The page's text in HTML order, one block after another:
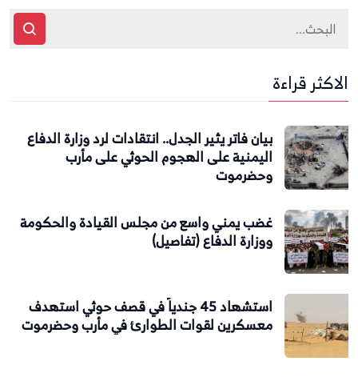
الاكثر قراءة
بيان فاتر يثير الجدل.. انتقادات لرد وزارة الدفاع
اليمنية على الهجوم الحوثي على مأرب
وحضرموت
غضب يمني واسع من مجلس القيادة والحكومة
ووزارة الدفاع (تفاصيل)
استشهاد 45 جندياً في قصف حوثي استهدف
معسكرين لقوات الطوارئ في مأرب وحضرموت